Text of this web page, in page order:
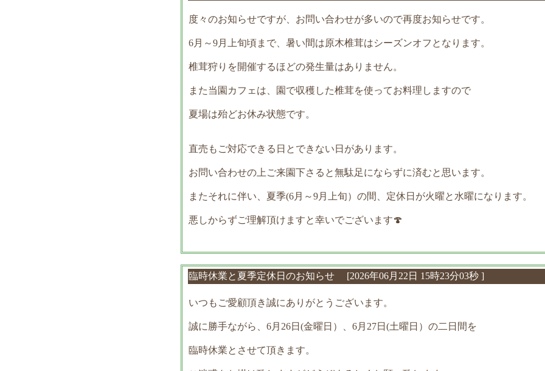
度々のお知らせですが、お問い合わせが多いので再度お知らせです。
6月～9月上旬頃まで、暑い間は原木椎茸はシーズンオフとなります。
椎茸狩りを開催するほどの発生量はありません。
また当園カフェは、園で収穫した椎茸を使ってお料理しますので
夏場は殆どお休み状態です。
直売もご対応できる日とできない日があります。
お問い合わせの上ご来園下さると無駄足にならずに済むと思います。
またそれに伴い、夏季(6月～9月上旬）の間、定休日が火曜と水曜になります。
悪しからずご理解頂けますと幸いでございます🍄
臨時休業と夏季定休日のお知らせ [2026年06月22日 15時23分03秒 ]
いつもご愛顧頂き誠にありがとうございます。
誠に勝手ながら、6月26日(金曜日）、6月27日(土曜日）の二日間を
臨時休業とさせて頂きます。